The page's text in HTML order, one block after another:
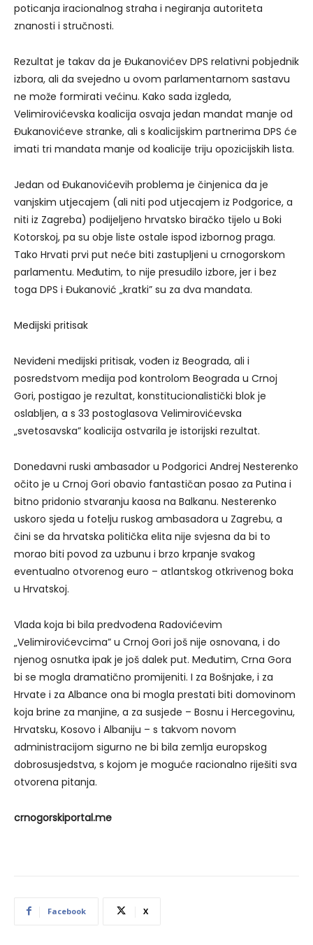
poticanja iracionalnog straha i negiranja autoriteta
znanosti i stručnosti.
Rezultat je takav da je Đukanovićev DPS relativni pobjednik
izbora, ali da svejedno u ovom parlamentarnom sastavu
ne može formirati većinu. Kako sada izgleda,
Velimirovićevska koalicija osvaja jedan mandat manje od
Đukanovićeve stranke, ali s koalicijskim partnerima DPS će
imati tri mandata manje od koalicije triju opozicijskih lista.
Jedan od Đukanovićevih problema je činjenica da je
vanjskim utjecajem (ali niti pod utjecajem iz Podgorice, a
niti iz Zagreba) podijeljeno hrvatsko biračko tijelo u Boki
Kotorskoj, pa su obje liste ostale ispod izbornog praga.
Tako Hrvati prvi put neće biti zastupljeni u crnogorskom
parlamentu. Međutim, to nije presudilo izbore, jer i bez
toga DPS i Đukanović „kratki” su za dva mandata.
Medijski pritisak
Neviđeni medijski pritisak, vođen iz Beograda, ali i
posredstvom medija pod kontrolom Beograda u Crnoj
Gori, postigao je rezultat, konstitucionalistički blok je
oslabljen, a s 33 postoglasova Velimirovićevska
„svetosavska” koalicija ostvarila je istorijski rezultat.
Donedavni ruski ambasador u Podgorici Andrej Nesterenko
očito je u Crnoj Gori obavio fantastičan posao za Putina i
bitno pridonio stvaranju kaosa na Balkanu. Nesterenko
uskoro sjeda u fotelju ruskog ambasadora u Zagrebu, a
čini se da hrvatska politička elita nije svjesna da bi to
morao biti povod za uzbunu i brzo krpanje svakog
eventualno otvorenog euro – atlantskog otkrivenog boka
u Hrvatskoj.
Vlada koja bi bila predvođena Radovićevim
„Velimirovićevcima” u Crnoj Gori još nije osnovana, i do
njenog osnutka ipak je još dalek put. Međutim, Crna Gora
bi se mogla dramatično promijeniti. I za Bošnjake, i za
Hrvate i za Albance ona bi mogla prestati biti domovinom
koja brine za manjine, a za susjede – Bosnu i Hercegovinu,
Hrvatsku, Kosovo i Albaniju – s takvom novom
administracijom sigurno ne bi bila zemlja europskog
dobrosusjedstva, s kojom je moguće racionalno riješiti sva
otvorena pitanja.
crnogorskiportal.me
Facebook X